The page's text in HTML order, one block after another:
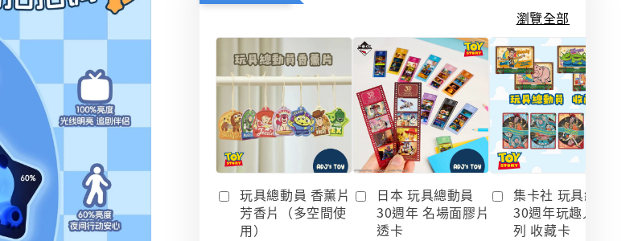
瀏覽全部
玩具總動員 香薰片
芳香片（多空間使
用）
日本 玩具總動員
30週年 名場面膠片
透卡
集卡社 玩具總動員
30週年玩趣人生系
列 收藏卡